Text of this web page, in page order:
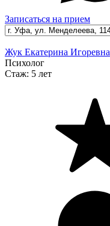
Записаться на прием
Жук Екатерина Игоревна
Психолог
Стаж: 5 лет